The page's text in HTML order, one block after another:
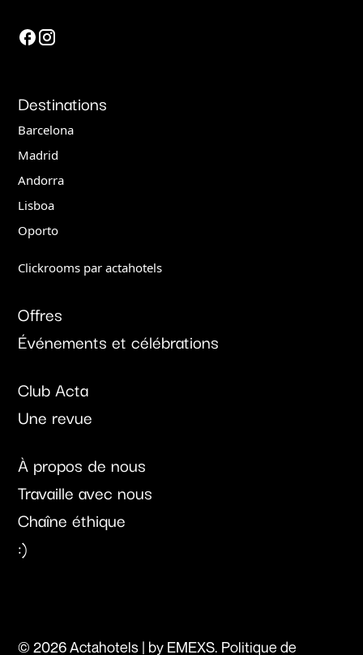
Destinations
Barcelona
Madrid
Andorra
Lisboa
Oporto
Clickrooms par actahotels
Offres
Événements et célébrations
Club Acta
Une revue
À propos de nous
Travaille avec nous
Chaîne éthique
:)
© 2026 Actahotels | by EMEXS. Politique de